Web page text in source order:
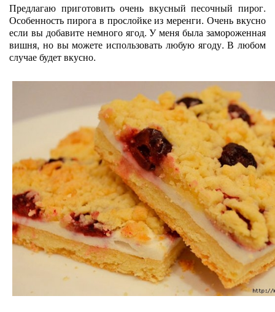
Предлагаю приготовить очень вкусный песочный пирог.
Особенность пирога в прослойке из меренги. Очень вкусно
если вы добавите немного ягод. У меня была замороженная
вишня, но вы можете использовать любую ягоду. В любом
случае будет вкусно.